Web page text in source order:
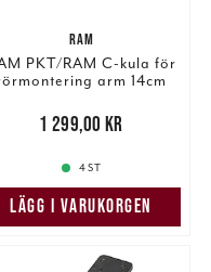
RAM
PKT/RAM C-kula för
arm 14cm
1 299,00 kr
1 299,00 kr
4 ST
LÄGG I VARUKORGEN